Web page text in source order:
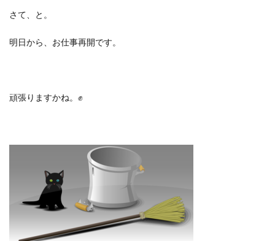
さて、と。
明日から、お仕事再開です。
頑張りますかね。✊